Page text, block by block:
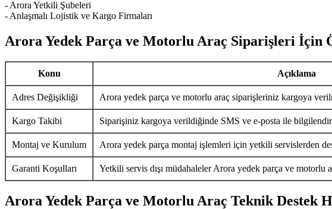
- Arora Yetkili Şubeleri
- Anlaşmalı Lojistik ve Kargo Firmaları
Arora Yedek Parça ve Motorlu Araç Siparişleri İçin
Konu Açıklama
Adres Değişikliği Arora yedek parça ve motorlu araç siparişleriniz kargoya
Kargo Takibi Siparişiniz kargoya verildiğinde SMS ve e-posta ile
Montaj ve Kurulum Arora yedek parça montaj işlemleri için yetkili servislerden
Garanti Koşulları Yetkili servis dışı müdahaleler Arora yedek parça ve motorlu
Arora Yedek Parça ve Motorlu Araç Teknik Destek